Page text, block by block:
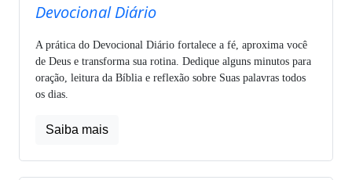
Devocional Diário
A prática do Devocional Diário fortalece a fé, aproxima você
de Deus e transforma sua rotina. Dedique alguns minutos para
oração, leitura da Bíblia e reflexão sobre Suas palavras todos
os dias.
Saiba mais